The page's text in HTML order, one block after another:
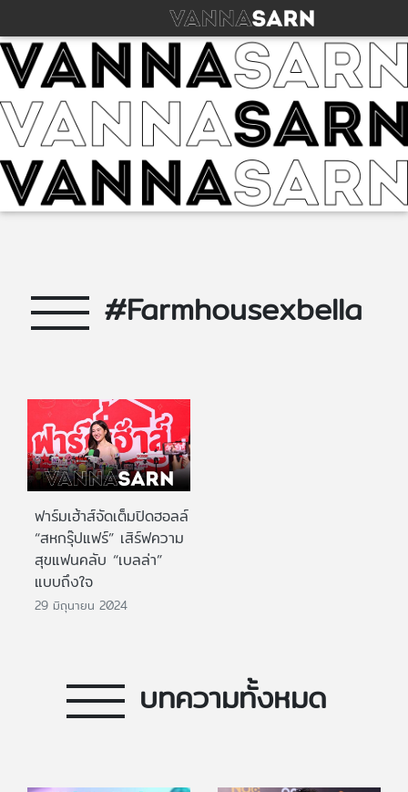
#Farmhousexbella
ฟาร์มเฮ้าส์จัดเต็มปิดฮอลล์
“สหกรุ๊ปแฟร์” เสิร์ฟความ
สุขแฟนคลับ “เบลล่า”
แบบถึงใจ
29 มิถุนายน 2024
บทความทั้งหมด